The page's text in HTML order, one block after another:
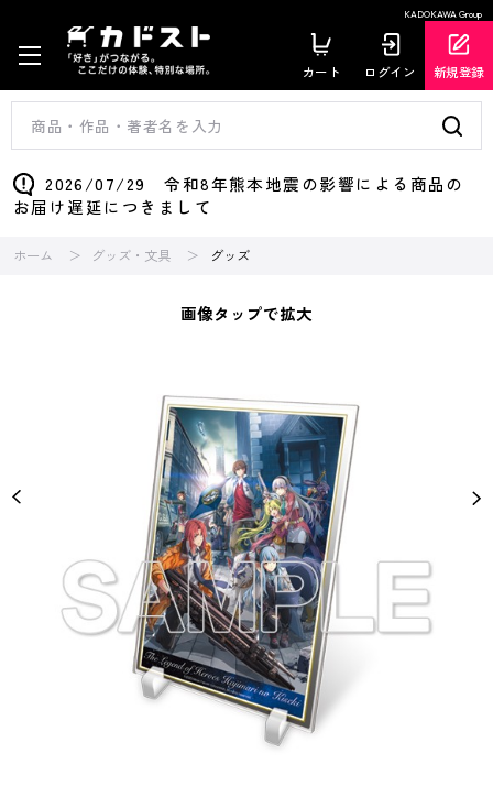
KADOKAWA Group
カート ログイン 新規登録
2026/07/29 令和8年熊本地震の影響による商品の
お届け遅延につきまして
ホーム グッズ・文具 グッズ
画像タップで拡大